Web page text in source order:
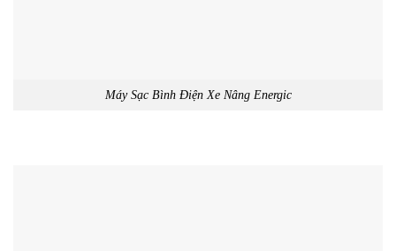
Máy Sạc Bình Điện Xe Nâng Energic